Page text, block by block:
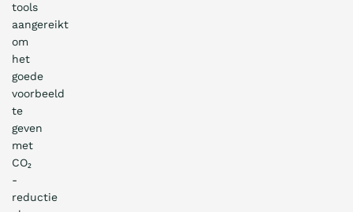
tools
aangereikt
om
het
goede
voorbeeld
te
geven
met
CO₂
-
reductie